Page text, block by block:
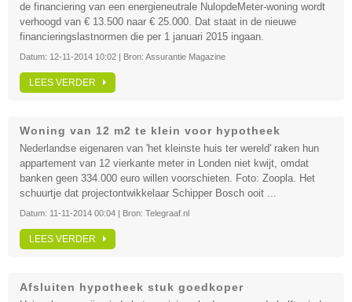
de financiering van een energieneutrale NulopdeMeter-woning wordt
verhoogd van € 13.500 naar € 25.000. Dat staat in de nieuwe
financieringslastnormen die per 1 januari 2015 ingaan.
Datum: 12-11-2014 10:02 | Bron: Assurantie Magazine
LEES VERDER
Woning van 12 m2 te klein voor hypotheek
Nederlandse eigenaren van 'het kleinste huis ter wereld' raken hun
appartement van 12 vierkante meter in Londen niet kwijt, omdat
banken geen 334.000 euro willen voorschieten. Foto: Zoopla. Het
schuurtje dat projectontwikkelaar Schipper Bosch ooit ...
Datum: 11-11-2014 00:04 | Bron: Telegraaf.nl
LEES VERDER
Afsluiten hypotheek stuk goedkoper